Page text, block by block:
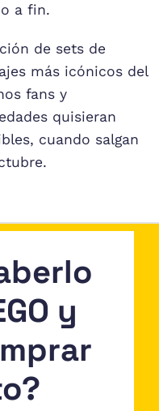
a fin.
de sets de
más icónicos del
fans y
quisieran
cuando salgan
y